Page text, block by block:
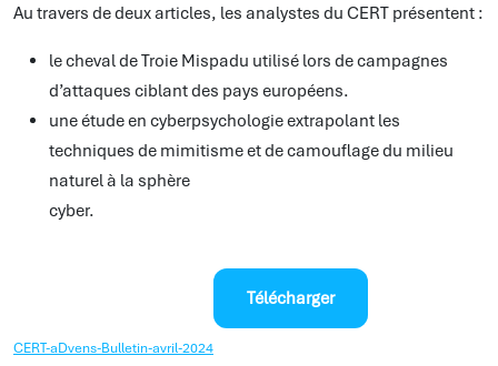
Au travers de deux articles, les analystes du CERT présentent :
le cheval de Troie Mispadu utilisé lors de campagnes
d’attaques ciblant des pays européens.
une étude en cyberpsychologie extrapolant les
techniques de mimitisme et de camouflage du milieu
naturel à la sphère
cyber.
CERT-aDvens-Bulletin-avril-2024
Télécharger